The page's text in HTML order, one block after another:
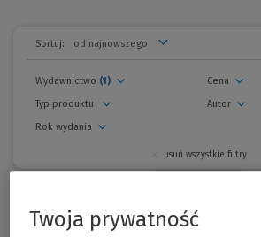
Sortuj:
Wydawnictwo (1)
Autor
Cena
Rok wydania
Typ produktu
usuń wszystkie filtry
Promocje
Twoja prywatność